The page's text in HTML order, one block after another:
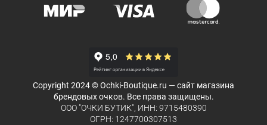
Copyright 2024 © Ochki-Boutique.ru — сайт магазина
брендовых очков. Все права защищены.
ООО "ОЧКИ БУТИК", ИНН: 9715480390
ОГРН: 1247700307513